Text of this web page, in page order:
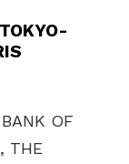
BANK OF
THE